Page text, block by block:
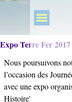
Expo Terre Fer 2017
Nous poursuivons
l’occasion des
avec une expo
Histoire'